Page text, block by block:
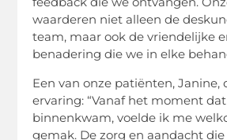
waarderen niet alleen de
team, maar ook de vriendelijke
benadering die we in elke
Een van onze patiënten, Janine,
ervaring: “Vanaf het moment
binnenkwam, voelde ik me
gemak. De zorg en aandacht